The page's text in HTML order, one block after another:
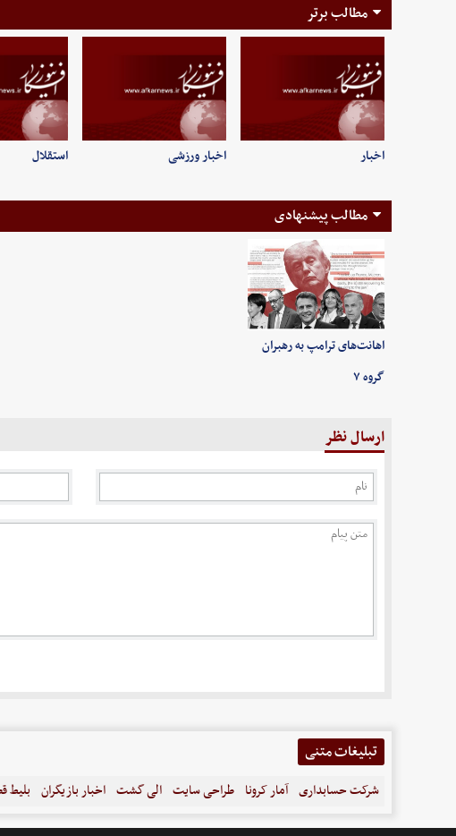
مطالب برتر
اخبار اخبار ورزشی استقلال
مطالب پیشنهادی
اهانت‌های ترامپ به رهبران
گروه ۷
ارسال نظر
تبلیغات متنی
شرکت حسابداری آمار کرونا طراحی سایت الی گشت اخبار بازیگران بلیط